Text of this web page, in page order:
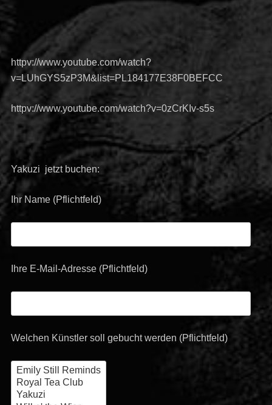
httpv://www.youtube.com/watch?
v=LUhGYS5zP3M&list=PL184177E38F0BEFCC
httpv://www.youtube.com/watch?v=0zCrKIv-s5s
Yakuzi jetzt buchen:
Ihr Name (Pflichtfeld)
Ihre E-Mail-Adresse (Pflichtfeld)
Welchen Künstler soll gebucht werden (Pflichtfeld)